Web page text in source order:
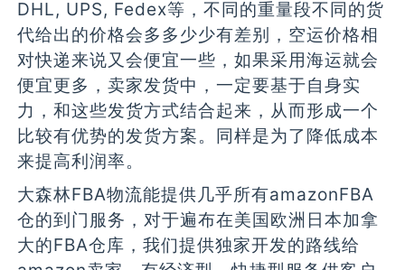
DHL, UPS, Fedex等，不同的重量段不同的货
代给出的价格会多多少少有差别，空运价格相
对快递来说又会便宜一些，如果采用海运就会
便宜更多，卖家发货中，一定要基于自身实
力，和这些发货方式结合起来，从而形成一个
比较有优势的发货方案。同样是为了降低成本
来提高利润率。
大森林FBA物流能提供几乎所有amazonFBA
仓的到门服务，对于遍布在美国欧洲日本加拿
大的FBA仓库，我们提供独家开发的路线给